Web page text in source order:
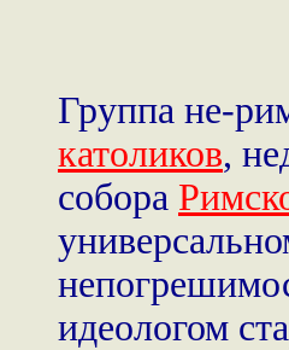
Группа не-
католиков,
собора
идеологом